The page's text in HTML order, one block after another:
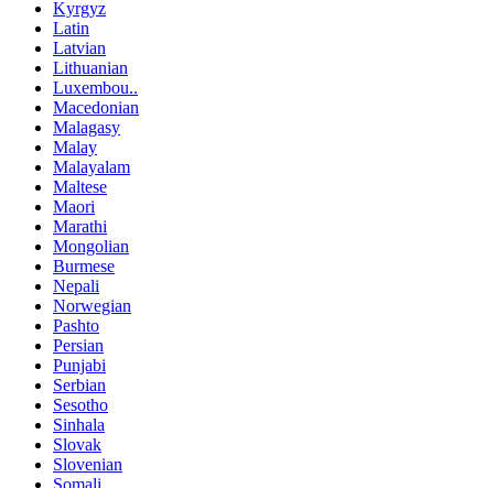
Kyrgyz
Latin
Latvian
Lithuanian
Luxembou..
Macedonian
Malagasy
Malay
Malayalam
Maltese
Maori
Marathi
Mongolian
Burmese
Nepali
Norwegian
Pashto
Persian
Punjabi
Serbian
Sesotho
Sinhala
Slovak
Slovenian
Somali